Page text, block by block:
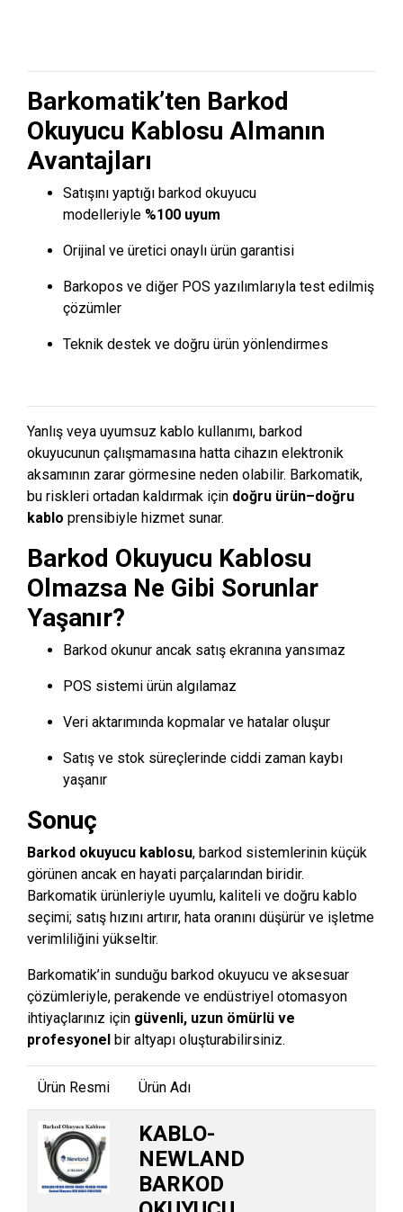
Barkomatik’ten Barkod
Okuyucu Kablosu Almanın
Avantajları
Satışını yaptığı barkod okuyucu
modelleriyle %100 uyum
Orijinal ve üretici onaylı ürün garantisi
Barkopos ve diğer POS yazılımlarıyla test edilmiş
çözümler
Teknik destek ve doğru ürün yönlendirmes
Yanlış veya uyumsuz kablo kullanımı, barkod
okuyucunun çalışmamasına hatta cihazın elektronik
aksamının zarar görmesine neden olabilir. Barkomatik,
bu riskleri ortadan kaldırmak için doğru ürün–doğru
kablo prensibiyle hizmet sunar.
Barkod Okuyucu Kablosu
Olmazsa Ne Gibi Sorunlar
Yaşanır?
Barkod okunur ancak satış ekranına yansımaz
POS sistemi ürün algılamaz
Veri aktarımında kopmalar ve hatalar oluşur
Satış ve stok süreçlerinde ciddi zaman kaybı
yaşanır
Sonuç
Barkod okuyucu kablosu, barkod sistemlerinin küçük
görünen ancak en hayati parçalarından biridir.
Barkomatik ürünleriyle uyumlu, kaliteli ve doğru kablo
seçimi; satış hızını artırır, hata oranını düşürür ve işletme
verimliliğini yükseltir.
Barkomatik’in sunduğu barkod okuyucu ve aksesuar
çözümleriyle, perakende ve endüstriyel otomasyon
ihtiyaçlarınız için güvenli, uzun ömürlü ve
profesyonel bir altyapı oluşturabilirsiniz.
Ürün Resmi Ürün Adı
KABLO-
NEWLAND
BARKOD